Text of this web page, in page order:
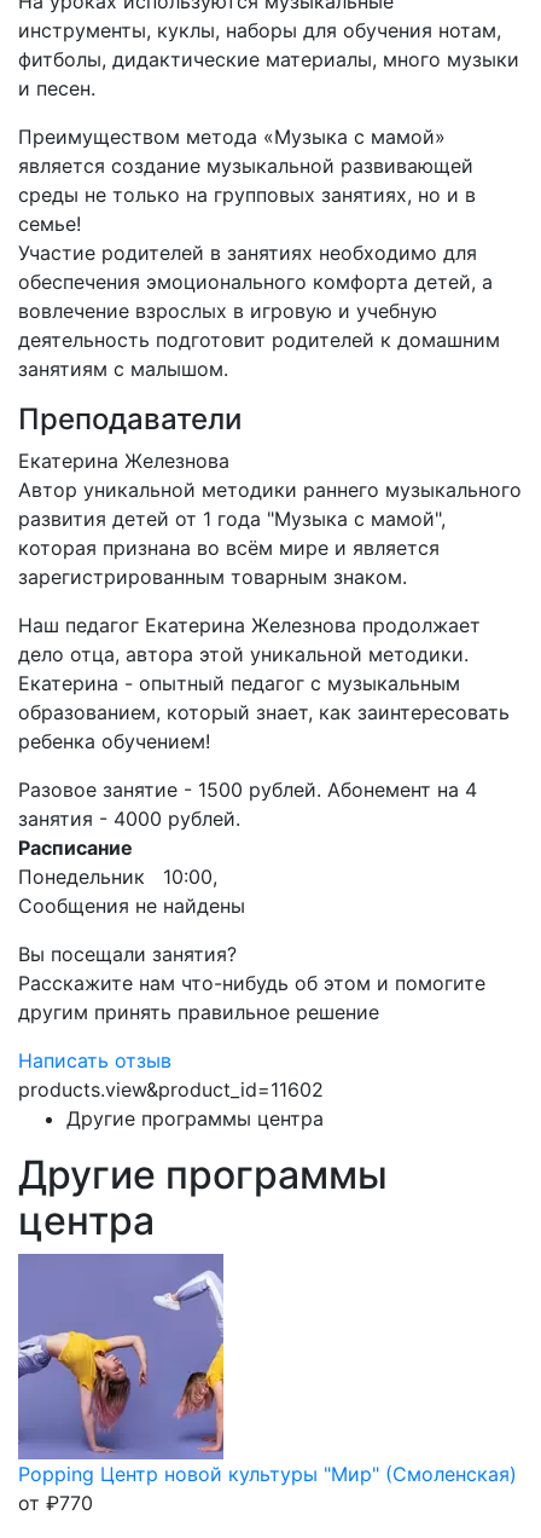
инструменты, куклы, наборы для обучения нотам,
фитболы, дидактические материалы, много музыки
и песен.
Преимуществом метода «Музыка с мамой»
является создание музыкальной развивающей
среды не только на групповых занятиях, но и в
семье!
Участие родителей в занятиях необходимо для
обеспечения эмоционального комфорта детей, а
вовлечение взрослых в игровую и учебную
деятельность подготовит родителей к домашним
занятиям с малышом.
Преподаватели
Екатерина Железнова
Автор уникальной методики раннего музыкального
развития детей от 1 года "Музыка с мамой",
которая признана во всём мире и является
зарегистрированным товарным знаком.
Наш педагог Екатерина Железнова продолжает
дело отца, автора этой уникальной методики.
Екатерина - опытный педагог с музыкальным
образованием, который знает, как заинтересовать
ребенка обучением!
Разовое занятие - 1500 рублей. Абонемент на 4
занятия - 4000 рублей.
Расписание
Понедельник 10:00,
Сообщения не найдены
Вы посещали занятия?
Расскажите нам что-нибудь об этом и помогите
другим принять правильное решение
Написать отзыв
products.view&product_id=11602
Другие программы центра
Другие программы
центра
Popping Центр новой культуры "Мир" (Смоленская)
от ₽770